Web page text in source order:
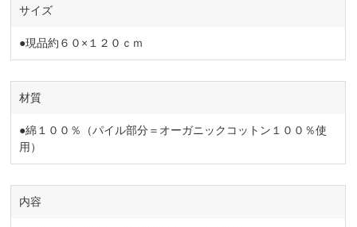
サイズ
●現品約６０×１２０ｃｍ
材質
●綿１００％（パイル部分＝オーガニックコットン１００％使
用）
内容